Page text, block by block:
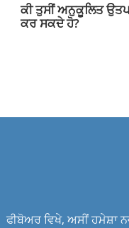
ਕੀ ਤੁਸੀਂ ਅਨੁਕੂਲਿਤ
ਕਰ ਸਕਦੇ ਹੋ?
ਫੀਬੋਅਰ ਵਿਖੇ, ਅਸੀਂ ਹਮੇਸ਼ਾ